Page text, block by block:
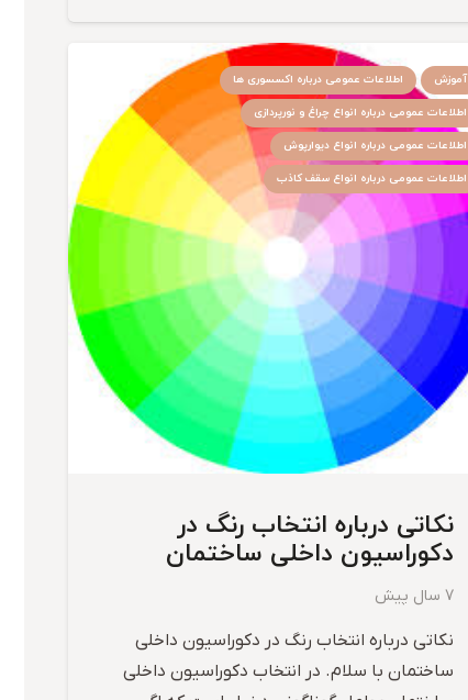
آموزش
اطلاعات عمومی درباره اکسسوری ها
اطلاعات عمومی درباره انواع چراغ و نورپردازی
اطلاعات عمومی درباره انواع دیوارپوش
اطلاعات عمومی درباره انواع سقف کاذب
نکاتی درباره انتخاب رنگ در
دکوراسیون داخلی ساختمان
7 سال پیش
نکاتی درباره انتخاب رنگ در دکوراسیون داخلی
ساختمان با سلام. در انتخاب دکوراسیون داخلی